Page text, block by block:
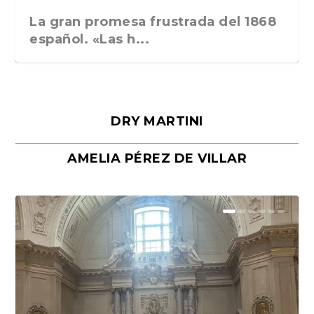
La gran promesa frustrada del 1868
español. «Las h...
Málaga, verso en azul, de Rafael
Porras y Salvador...
«La cocina hebrea. Alimentación
del pueblo judío e...
DRY MARTINI
AMELIA PÉREZ DE VILLAR